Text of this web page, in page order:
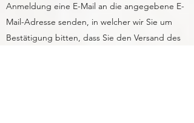
Anmeldung eine E-Mail an die angegebene E-
Mail-Adresse senden, in welcher wir Sie um
Bestätigung bitten, dass Sie den Versand des